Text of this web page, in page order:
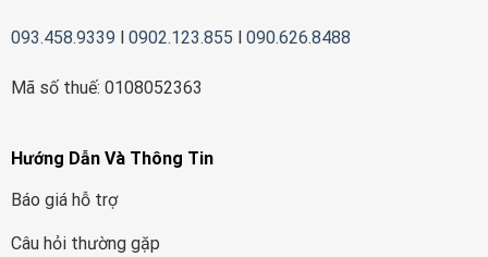
093.458.9339 0902.123.855 090.626.8488
Mã số thuế: 0108052363
Hướng Dẫn Và Thông Tin
Báo giá hỗ trợ
Câu hỏi thường gặp